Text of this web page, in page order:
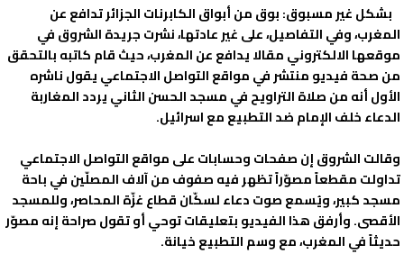
بشكل غير مسبوق: بوق من أبواق الكابرنات الجزائر تدافع عن
المغرب، وفي التفاصيل، على غير عادتها، نشرت جريدة الشروق في
موقعها الالكتروني مقالا يدافع عن المغرب، حيث قام كاتبه بالتحقق
من صحة فيديو منتشر في مواقع التواصل الاجتماعي يقول ناشره
الأول أنه من صلاة التراويح في مسجد الحسن الثاني يردد المغاربة
الدعاء خلف الإمام ضد التطبيع مع اسرائيل.
وقالت الشروق إن صفحات وحسابات على مواقع التواصل الاجتماعي
تداولت مقطعاً مصوّراً تظهر فيه صفوف من آلاف المصلّين في باحة
مسجد كبير، ويُسمع صوت دعاء لسكّان قطاع غزّة المحاصر، وللمسجد
الأقصى. وأرفق هذا الفيديو بتعليقات توحي أو تقول صراحة إنه مصوّر
حديثاً في المغرب، مع وسم التطبيع خيانة.